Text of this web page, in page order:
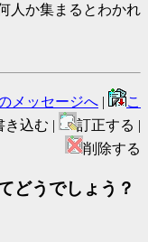
人か集まるとわかれ
メッセージへ |
こ
き込む |
訂正する |
削除する
どうでしょう？